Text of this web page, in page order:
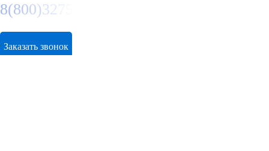
8(800)3275280
Заказать звонок